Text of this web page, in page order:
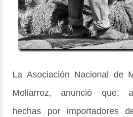
La Asociación Nacional de
Moliarroz, anunció que,
hechas por importadores